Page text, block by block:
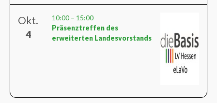
Okt.
4
10:00 – 15:00
Präsenztreffen des
erweiterten Landesvorstands